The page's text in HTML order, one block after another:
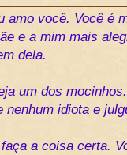
amo você. Você é
e a mim mais
dela.
um dos
nenhum idiota e
a coisa certa.